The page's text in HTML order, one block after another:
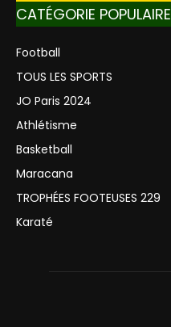
CATÉGORIE POPULAIRE
Football
TOUS LES SPORTS
JO Paris 2024
Athlétisme
Basketball
Maracana
TROPHÉES FOOTEUSES 229
Karaté